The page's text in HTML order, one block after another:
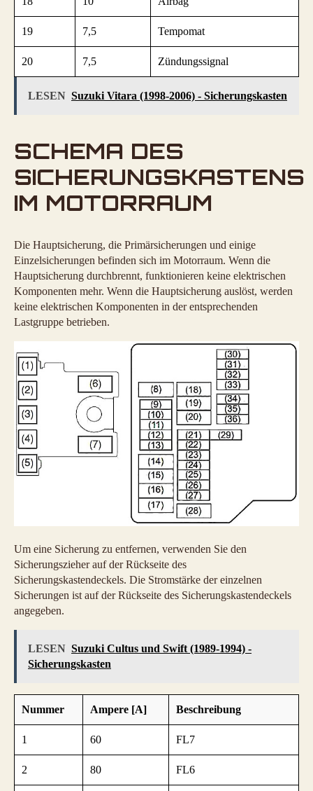
19 7,5 Tempomat
20 7,5 Zündungssignal
LESEN Suzuki Vitara (1998-2006) - Sicherungskasten
SCHEMA DES
SICHERUNGSKASTENS
IM MOTORRAUM
Die Hauptsicherung, die Primärsicherungen und einige
Einzelsicherungen befinden sich im Motorraum. Wenn die
Hauptsicherung durchbrennt, funktionieren keine elektrischen
Komponenten mehr. Wenn die Hauptsicherung auslöst, werden
keine elektrischen Komponenten in der entsprechenden
Lastgruppe betrieben.
Um eine Sicherung zu entfernen, verwenden Sie den
Sicherungszieher auf der Rückseite des
Sicherungskastendeckels. Die Stromstärke der einzelnen
Sicherungen ist auf der Rückseite des Sicherungskastendeckels
angegeben.
LESEN Suzuki Cultus und Swift (1989-1994) -
Sicherungskasten
Nummer Ampere [A] Beschreibung
1 60 FL7
2 80 FL6